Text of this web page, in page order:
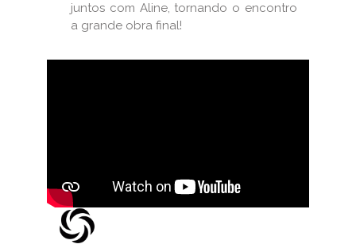
juntos com Aline, tornando o encontro
a grande obra final!